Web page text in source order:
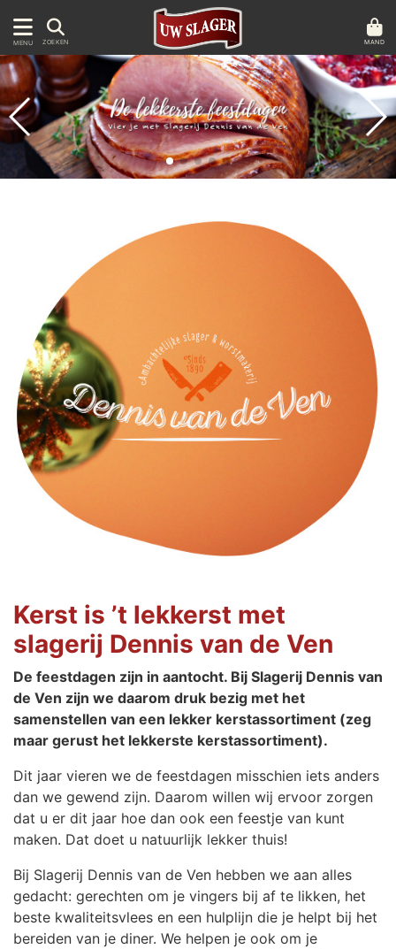
MENU ZOEKEN MAND
Kerst is ’t lekkerst met
slagerij Dennis van de Ven
De feestdagen zijn in aantocht. Bij Slagerij Dennis van
de Ven zijn we daarom druk bezig met het
samenstellen van een lekker kerstassortiment (zeg
maar gerust het lekkerste kerstassortiment).
Dit jaar vieren we de feestdagen misschien iets anders
dan we gewend zijn. Daarom willen wij ervoor zorgen
dat u er dit jaar hoe dan ook een feestje van kunt
maken. Dat doet u natuurlijk lekker thuis!
Bij Slagerij Dennis van de Ven hebben we aan alles
gedacht: gerechten om je vingers bij af te likken, het
beste kwaliteitsvlees en een hulplijn die je helpt bij het
bereiden van je diner. We helpen je ook om je